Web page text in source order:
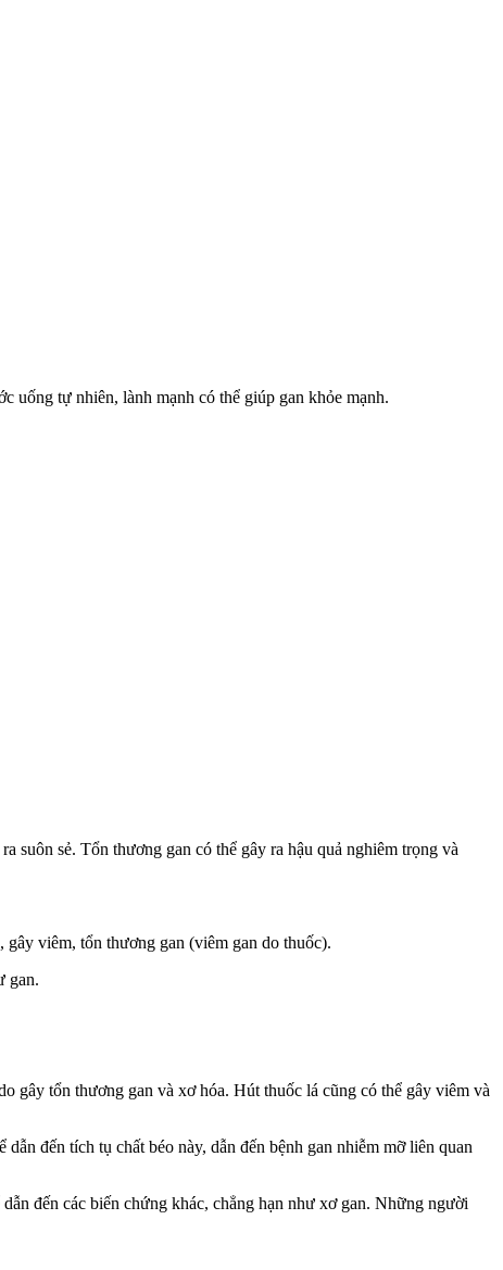
uống tự nhiên, lành mạnh có thể giúp gan khỏe mạnh.
suôn sẻ. Tổn thương gan có thể gây ra hậu quả nghiêm trọng và
viêm, tổn thương gan (viêm gan do thuốc).
gan.
gây tổn thương gan và xơ hóa. Hút thu‌ốc l‌á cũng có thể gây viêm và
đến tích tụ chất béo này, dẫn đến bệnh gan nhiễm mỡ liên quan
đến các biến chứng khác, chẳng hạn như xơ gan. Những người